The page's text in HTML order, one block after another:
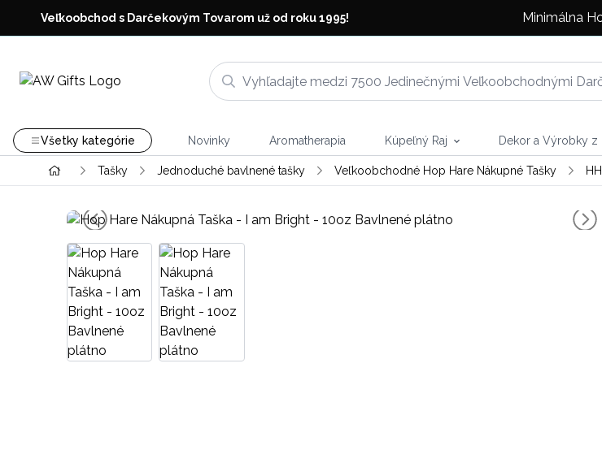
Veľkoobchod s Darčekovým Tovarom už od roku 1995! Minimálna
Všetky kategórie Novinky Aromatherapia Kúpeľný Raj Dekor a Výrobky z
Tašky Jednoduché bavlnené tašky Veľkoobchodné Hop Hare Nákupné Tašky